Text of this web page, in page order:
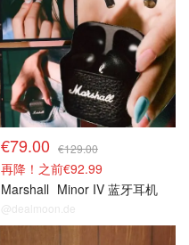
€79.00 €129.00
再降！之前€92.99
Marshall Minor IV 蓝牙耳机
@dealmoon.de